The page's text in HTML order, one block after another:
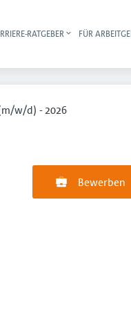
Navigation
RATGEBER FÜR
w/d) - 2026
Bewerben